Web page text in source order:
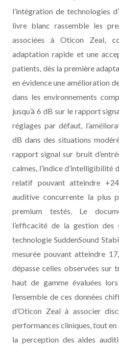
l’intégration de technologies
livre blanc rassemble les
associées à Oticon Zeal,
adaptation rapide et une
patients, dès la première
en évidence une amélioration
dans les environnements
jusqu’à 6 dB sur le rapport
réglages par défaut,
dB dans des situations
rapport signal sur bruit
calmes, l’indice d’intelligibilité
relatif pouvant atteindre
auditive concurrente la plus
premium testés. Le
l’efficacité de la gestion des
technologie SuddenSound
mesurée pouvant atteindre
dépasse celles observées sur
haut de gamme évaluées
l’ensemble de ces données
d’Oticon Zeal à associer
performances cliniques, tout
la perception des aides